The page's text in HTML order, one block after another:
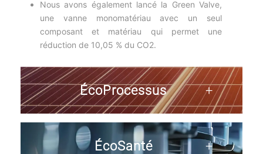
Nous avons également lancé la Green Valve,
une vanne monomatériau avec un seul
composant et matériau qui permet une
réduction de 10,05 % du CO2.
ÉcoProcessus
ÉcoSanté